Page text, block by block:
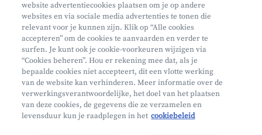
Mifid
Privacy
Juridische info
Onderworpen aan de controle van CDZ
website advertentiecookies plaatsen om je op andere
websites en via sociale media advertenties te tonen die
relevant voor je kunnen zijn. Klik op “Alle cookies
accepteren” om de cookies te aanvaarden en verder te
surfen. Je kunt ook je cookie-voorkeuren wijzigen via
“Cookies beheren”. Hou er rekening mee dat, als je
bepaalde cookies niet accepteert, dit een vlotte werking
van de website kan verhinderen. Meer informatie over de
verwerkingsverantwoordelijke, het doel van het plaatsen
van deze cookies, de gegevens die ze verzamelen en
levensduur kun je raadplegen in het cookiebeleid